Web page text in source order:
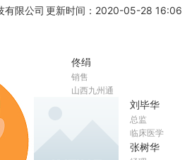
有限公司 更新时间：2020-05-28 16:06
佟绢
销售
山西九州通
刘毕华
总监
临床医学
张树华